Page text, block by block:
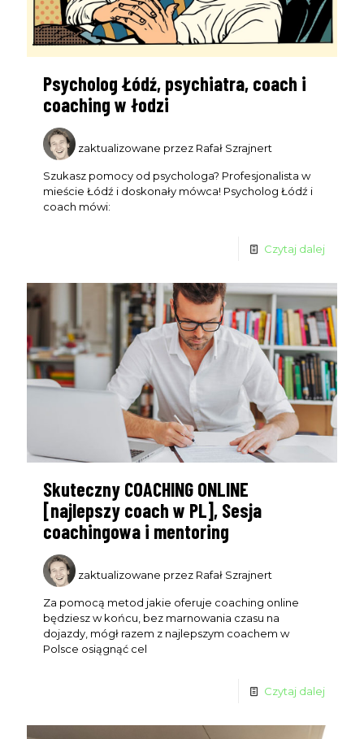
Psycholog Łódź, psychiatra, coach i
coaching w łodzi
zaktualizowane przez Rafał Szrajnert
Szukasz pomocy od psychologa? Profesjonalista w
mieście Łódź i doskonały mówca! Psycholog Łódź i
coach mówi:
Czytaj dalej
Skuteczny COACHING ONLINE
[najlepszy coach w PL], Sesja
coachingowa i mentoring
zaktualizowane przez Rafał Szrajnert
Za pomocą metod jakie oferuje coaching online
będziesz w końcu, bez marnowania czasu na
dojazdy, mógł razem z najlepszym coachem w
Polsce osiągnąć cel
Czytaj dalej
Dołącz do nasNA ŻYWO
różne tematy i odpowiadamy na pytania, które pomogą Ci
których gospodarzem jest CEO UniqueSEO - Rafał
Szrajnert.
Live odbywa się 1 w miesiącu io terminie powiadamiamy
tylko subskrybentów email.
Name
Email Wpisz swój email
WYŚLIJ